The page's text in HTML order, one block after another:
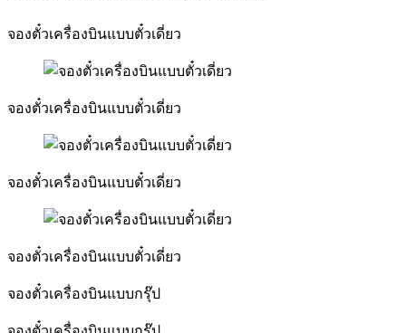
จองตั๋วเครื่องบินแบบตั๋วเดี่ยว
จองตั๋วเครื่องบินแบบตั๋วเดี่ยว
จองตั๋วเครื่องบินแบบตั๋วเดี่ยว
จองตั๋วเครื่องบินแบบตั๋วเดี่ยว
จองตั๋วเครื่องบินแบบกรุ๊ป